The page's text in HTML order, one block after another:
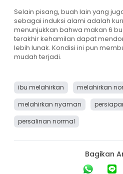
Selain pisang, buah lain yang
sebagai induksi alami adalah
menunjukkan bahwa makan 6
terakhir kehamilan dapat
lebih lunak. Kondisi ini pun
mudah terjadi.
ibu melahirkan
melahirkan
melahirkan nyaman
persalinan normal
Bagikan